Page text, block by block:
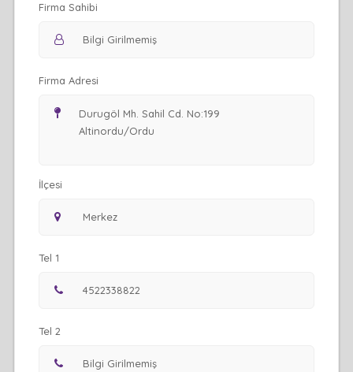
Firma Sahibi
Firma Adresi
İlçesi
Tel 1
Tel 2